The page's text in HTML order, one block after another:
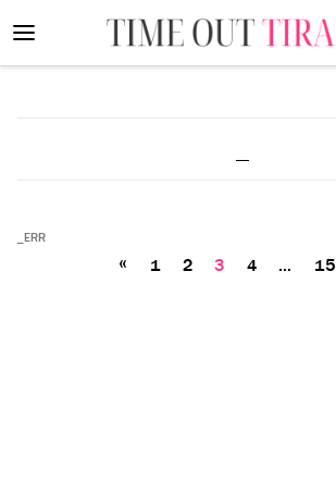
_ERR
pagination
« 1 2 3 4 … 15